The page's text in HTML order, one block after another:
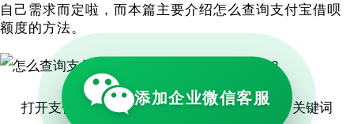
自己需求而定啦，而本篇主要介绍怎么查询支付宝借呗
额度的方法。
打开支付宝首页点击【搜索栏】输入【借呗】关键词
添加企业微信客服